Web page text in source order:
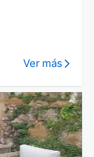
Ver más